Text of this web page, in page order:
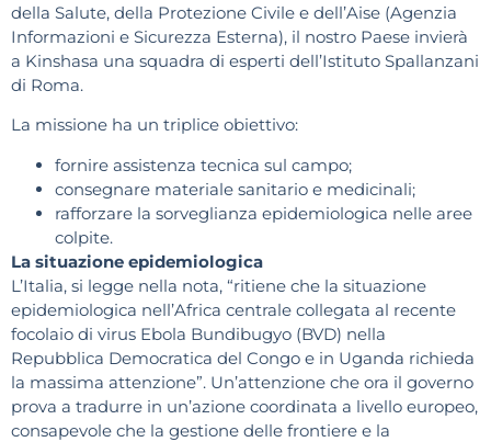
della Salute, della Protezione Civile e dell’Aise (Agenzia
Informazioni e Sicurezza Esterna), il nostro Paese invierà
a Kinshasa una squadra di esperti dell’Istituto Spallanzani
di Roma.
La missione ha un triplice obiettivo:
fornire assistenza tecnica sul campo;
consegnare materiale sanitario e medicinali;
rafforzare la sorveglianza epidemiologica nelle aree
colpite.
La situazione epidemiologica
L’Italia, si legge nella nota, “ritiene che la situazione
epidemiologica nell’Africa centrale collegata al recente
focolaio di virus Ebola Bundibugyo (BVD) nella
Repubblica Democratica del Congo e in Uganda richieda
la massima attenzione”. Un’attenzione che ora il governo
prova a tradurre in un’azione coordinata a livello europeo,
consapevole che la gestione delle frontiere e la